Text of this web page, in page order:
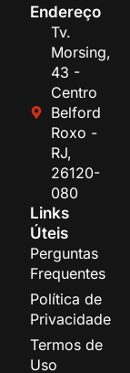
Endereço
Tv.
Morsing,
43 -
Centro
Belford
Roxo -
RJ,
26120-
080
Links
Úteis
Perguntas
Frequentes
Política de
Privacidade
Termos de
Uso